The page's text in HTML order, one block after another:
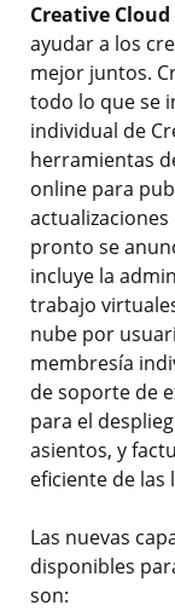
Creative Cloud
ayudar a los
mejor juntos.
todo lo que se
individual de
herramientas
online para
pronto se
incluye la
trabajo
nube por
membresía
de soporte de
para el
asientos, y
eficiente de las
Las nuevas
disponibles
son: